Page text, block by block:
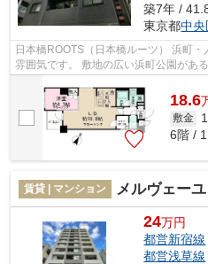
築7年 /
東京都中央
日本橋ROOTS（日本橋ルーツ） 浜町・人形町エリアは自然が多く、閑静な
雰囲気です。 敷地の広い浜町公園があるので都内にいながらも自然を享受で
18.6
敷金
6階 /
賃貸 | マンション メルヴェーユ日本橋
24万円
都営新宿線
都営浅草線